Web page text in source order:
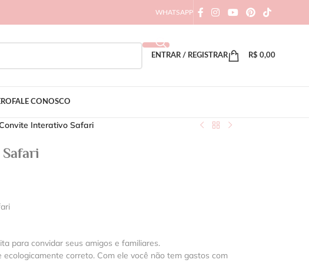
WHATSAPP
ENTRAR / REGISTRAR R$ 0,00
FALE CONOSCO
Interativo Safari
para convidar seus amigos e familiares.
ecologicamente correto. Com ele você não tem gastos com